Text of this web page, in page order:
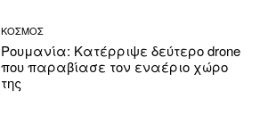
ΚΟΣΜΟΣ
Ρουμανία: Κατέρριψε δεύτερο drone
που παραβίασε τον εναέριο χώρο
της